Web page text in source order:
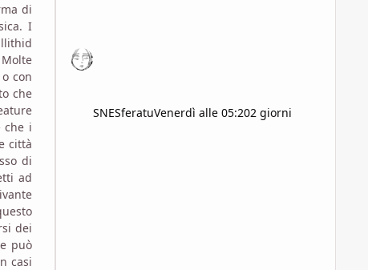
di
I
con
che
che i
città
di
ad
dei
può
casi
SNESferatuVenerdì alle 05:202 giorni